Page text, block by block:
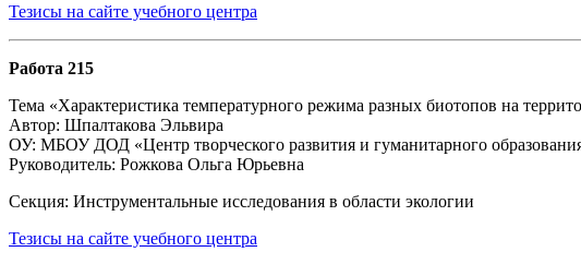
Тезисы на сайте учебного центра
Работа 215
Тема «Характеристика температурного режима разных биотопов на
Автор: Шпалтакова Эльвира
ОУ: МБОУ ДОД «Центр творческого развития и гуманитарного
Руководитель: Рожкова Ольга Юрьевна
Секция: Инструментальные исследования в области экологии
Тезисы на сайте учебного центра